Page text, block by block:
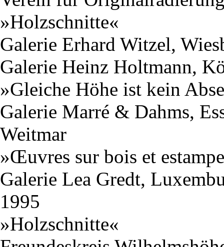
»Holzschnitte«
Galerie Erhard Witzel,
Galerie Heinz Holtmann,
»Gleiche Höhe ist kein
Galerie Marré & Dahms,
Weitmar
»Œuvres sur bois et
Galerie Lea Gredt,
1995
»Holzschnitte«